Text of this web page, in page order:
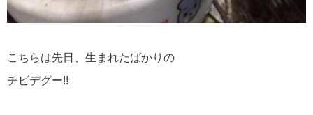
こちらは先日、生まれたばかりの
チビデグー!!